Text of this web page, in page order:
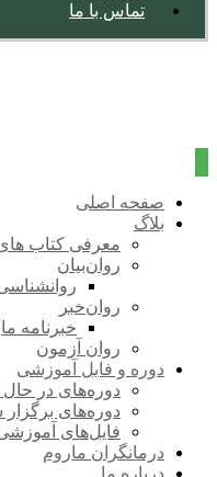
تماس با ما
صفحه اصلی
بلاگ
معرفی کتاب
روان‌بیان
روان‌خبر
خبرنامه
روان آزمون
دوره و فایل آموزشی
دوره‌های در حال
دوره‌های
فایل‌های
درمانگران ماروم
درباره ما